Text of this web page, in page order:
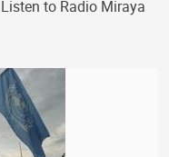
to Radio Miraya